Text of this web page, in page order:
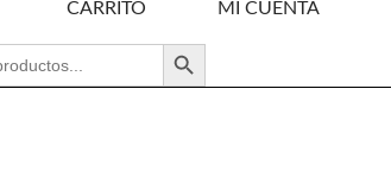
CARRITO MI CUENTA
BOTÓN DE BÚSQUEDA